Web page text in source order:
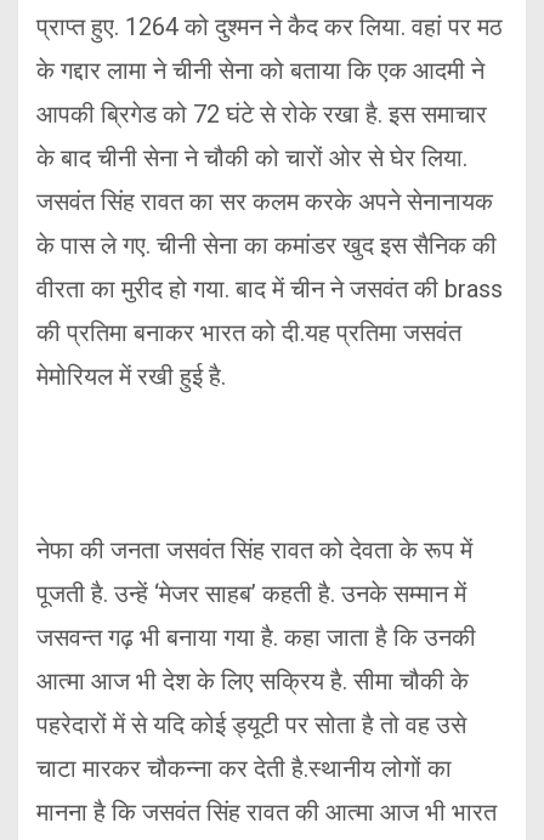
प्राप्त हुए. 1264 को दुश्मन ने कैद कर लिया. वहां पर मठ
के गद्दार लामा ने चीनी सेना को बताया कि एक आदमी ने
आपकी ब्रिगेड को 72 घंटे से रोके रखा है. इस समाचार
के बाद चीनी सेना ने चौकी को चारों ओर से घेर लिया.
जसवंत सिंह रावत का सर कलम करके अपने सेनानायक
के पास ले गए. चीनी सेना का कमांडर खुद इस सैनिक की
वीरता का मुरीद हो गया. बाद में चीन ने जसवंत की brass
की प्रतिमा बनाकर भारत को दी.यह प्रतिमा जसवंत
मेमोरियल में रखी हुई है.
नेफा की जनता जसवंत सिंह रावत को देवता के रूप में
पूजती है. उन्हें ‘मेजर साहब’ कहती है. उनके सम्मान में
जसवन्त गढ़ भी बनाया गया है. कहा जाता है कि उनकी
आत्मा आज भी देश के लिए सक्रिय है. सीमा चौकी के
पहरेदारों में से यदि कोई ड्यूटी पर सोता है तो वह उसे
चाटा मारकर चौकन्ना कर देती है.स्थानीय लोगों का
मानना है कि जसवंत सिंह रावत की आत्मा आज भी भारत